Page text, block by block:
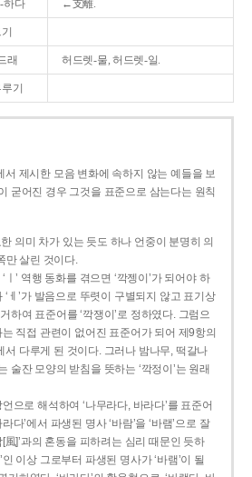
하다 ←支離.
래 허드렛-물, 허드렛-일.
기
제시한 모음 변화에 속하지 않는 예들을 보
굳어진 경우 그것을 표준으로 삼는다는 원칙
한 의미 차가 있는 듯도 하나 언중이 분명히 의
만 살린 것이다.
’ 역행 동화를 겪으면 ‘깍젱이’가 되어야 하
‘ㅔ’가 발음으로 뚜렷이 구별되지 않고 표기상
하여 표준어를 ‘깍쟁이’로 정하였다. 그럼으
는 직접 관련이 없어진 표준어가 되어 제9항의
서 다루게 된 것이다. 그러나 밤나무, 떡갈나
술잔 모양의 받침을 뜻하는 ‘깍정이’는 원래
으로 해석하여 ‘나무라다, 바라다’를 표준어
다’에서 파생된 명사 ‘바람’을 ‘바램’으로 잘
風]’과의 혼동을 피하려는 심리 때문인 듯하
이상 그로부터 파생된 명사가 ‘바램’이 될